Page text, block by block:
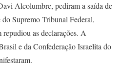
Alcolumbre, pediram a saída de
Supremo Tribunal Federal,
as declarações. A
e da Confederação Israelita do